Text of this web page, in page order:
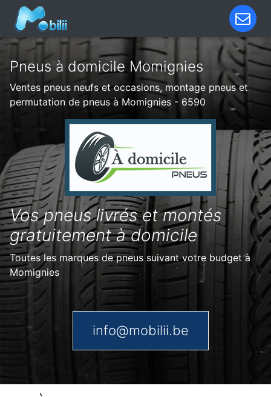
Pneus à domicile Momignies
Ventes pneus neufs et occasions, montage pneus et
permutation de pneus à Momignies - 6590
Vos pneus livrés et montés
gratuitement à domicile
Toutes les marques de pneus suivant votre budget à
Momignies
info@mobilii.be